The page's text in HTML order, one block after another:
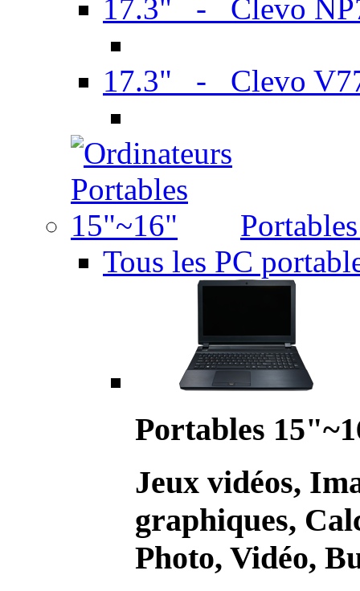
17.3" - Clevo
17.3" - Clevo
Tous les PC
Portables
Jeux vidéos,
graphiques,
Photo, Vidéo,